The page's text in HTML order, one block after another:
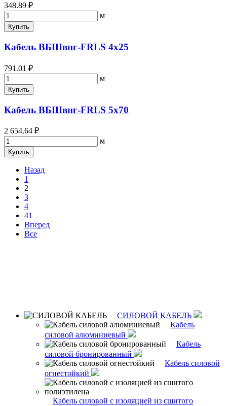
348.89 ₽
м
Купить
Кабель ВБШвнг-FRLS 4х25
791.01 ₽
м
Купить
Кабель ВБШвнг-FRLS 5х70
2 654.64 ₽
м
Купить
Назад
1
2
3
4
41
Вперед
Все
СИЛОВОЙ КАБЕЛЬ
Кабель
силовой алюминиевый
Кабель
силовой бронированный
Кабель силовой
огнестойкий
Кабель силовой с изоляцией из сшитого